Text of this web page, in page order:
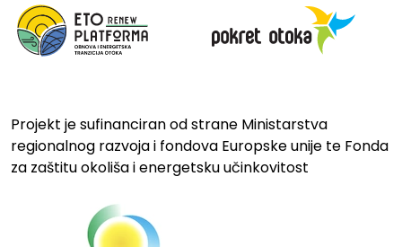
Projekt je sufinanciran od strane Ministarstva
regionalnog razvoja i fondova Europske unije te Fonda
za zaštitu okoliša i energetsku učinkovitost